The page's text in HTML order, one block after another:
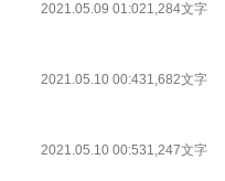
2021.05.09 01:021,284文字
2021.05.10 00:431,682文字
2021.05.10 00:531,247文字